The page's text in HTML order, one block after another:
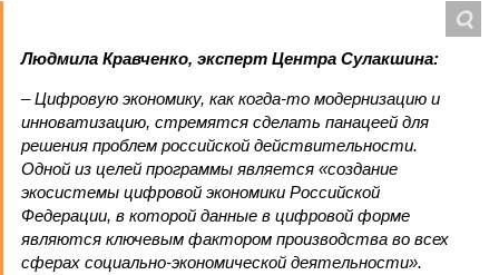
Людмила Кравченко, эксперт Центра Сулакшина:
– Цифровую экономику, как когда-то модернизацию и
инноватизацию, стремятся сделать панацеей для
решения проблем российской действительности.
Одной из целей программы является «создание
экосистемы цифровой экономики Российской
Федерации, в которой данные в цифровой форме
являются ключевым фактором производства во всех
сферах социально-экономической деятельности».